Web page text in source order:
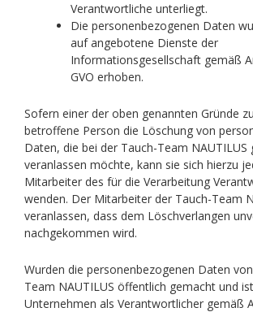
Verantwortliche unterliegt.
Die personenbezogenen Daten
auf angebotene Dienste der
Informationsgesellschaft gemäß
GVO erhoben.
Sofern einer der oben genannten Gründe
betroffene Person die Löschung von
Daten, die bei der Tauch-Team NAUTILUS
veranlassen möchte, kann sie sich hierzu
Mitarbeiter des für die Verarbeitung
wenden. Der Mitarbeiter der Tauch-Team
veranlassen, dass dem Löschverlangen
nachgekommen wird.
Wurden die personenbezogenen Daten
Team NAUTILUS öffentlich gemacht und
Unternehmen als Verantwortlicher gemäß